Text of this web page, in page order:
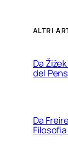
ALTRI
Da
del
Da